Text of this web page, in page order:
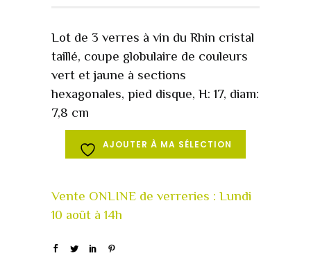
Lot de 3 verres à vin du Rhin cristal
taillé, coupe globulaire de couleurs
vert et jaune à sections
hexagonales, pied disque, H: 17, diam:
7,8 cm
AJOUTER À MA SÉLECTION